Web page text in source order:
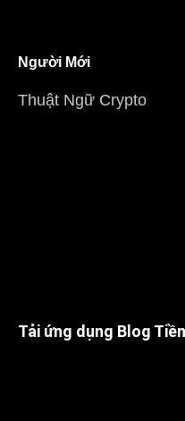
Người Mới
Thuật Ngữ Crypto
Tải ứng dụng Blog